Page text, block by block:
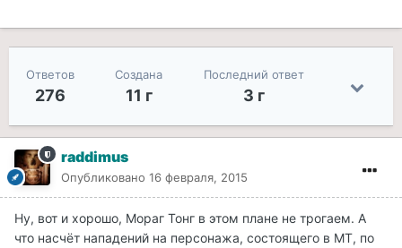
Ответов
276
Создана
11 г
Последний ответ
3 г
raddimus
Опубликовано 16 февраля, 2015
Ну, вот и хорошо, Мораг Тонг в этом плане не трогаем. А
что насчёт нападений на персонажа, состоящего в МТ, по